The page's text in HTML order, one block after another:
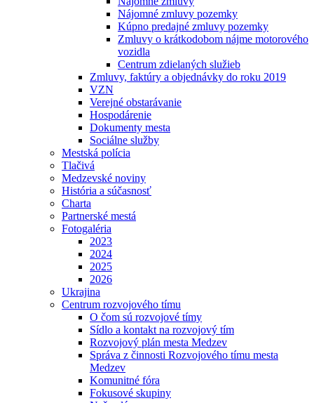
Nájomné zmluvy pozemky
Kúpno predajné zmluvy pozemky
Zmluvy o krátkodobom nájme motorového
vozidla
Centrum zdielaných služieb
Zmluvy, faktúry a objednávky do roku 2019
VZN
Verejné obstarávanie
Hospodárenie
Dokumenty mesta
Sociálne služby
Mestská polícia
Tlačivá
Medzevské noviny
História a súčasnosť
Charta
Partnerské mestá
Fotogaléria
2023
2024
2025
2026
Ukrajina
Centrum rozvojového tímu
O čom sú rozvojové tímy
Sídlo a kontakt na rozvojový tím
Rozvojový plán mesta Medzev
Správa z činnosti Rozvojového tímu mesta
Medzev
Komunitné fóra
Fokusové skupiny